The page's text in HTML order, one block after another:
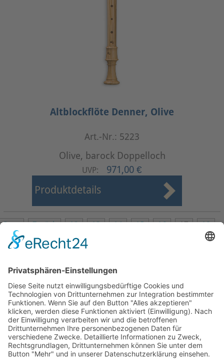
Altblockflöte Denner, Olive
Art.-Nr.: 5223
Olive, barock Doppelloch
UVP: 971,00 €
Produktdetails
Start Zurück 12 13 14 15 16 17
18
Seite 17 von 27
Mollenhauer Adresse
Downloads
Weitere Seiten